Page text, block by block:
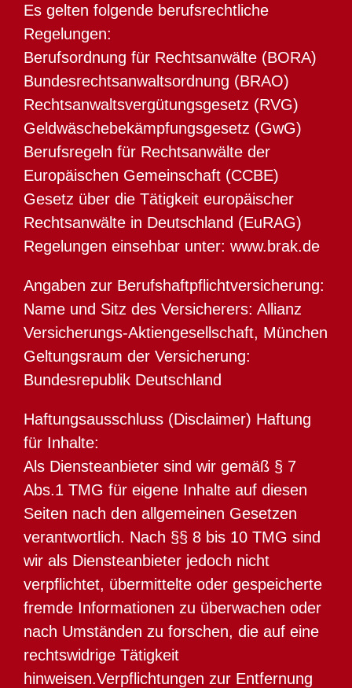
Es gelten folgende berufsrechtliche
Regelungen:
Berufsordnung für Rechtsanwälte (BORA)
Bundesrechtsanwaltsordnung (BRAO)
Rechtsanwaltsvergütungsgesetz (RVG)
Geldwäschebekämpfungsgesetz (GwG)
Berufsregeln für Rechtsanwälte der
Europäischen Gemeinschaft (CCBE)
Gesetz über die Tätigkeit europäischer
Rechtsanwälte in Deutschland (EuRAG)
Regelungen einsehbar unter: www.brak.de
Angaben zur Berufshaftpflichtversicherung:
Name und Sitz des Versicherers: Allianz
Versicherungs-Aktiengesellschaft, München
Geltungsraum der Versicherung:
Bundesrepublik Deutschland
Haftungsausschluss (Disclaimer) Haftung
für Inhalte:
Als Diensteanbieter sind wir gemäß § 7
Abs.1 TMG für eigene Inhalte auf diesen
Seiten nach den allgemeinen Gesetzen
verantwortlich. Nach §§ 8 bis 10 TMG sind
wir als Diensteanbieter jedoch nicht
verpflichtet, übermittelte oder gespeicherte
fremde Informationen zu überwachen oder
nach Umständen zu forschen, die auf eine
rechtswidrige Tätigkeit
hinweisen.Verpflichtungen zur Entfernung